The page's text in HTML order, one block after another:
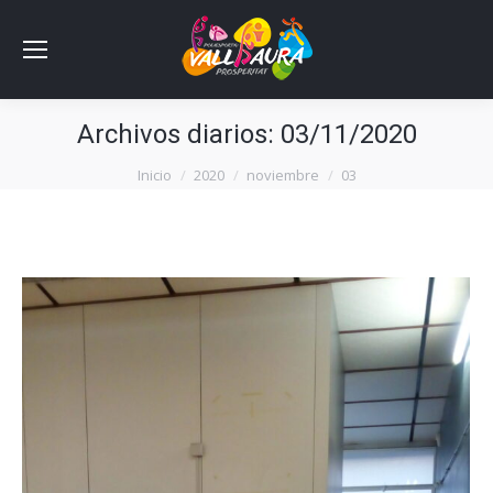
Archivos diarios: 03/11/2020
Estás aquí:
Inicio 2020 noviembre 03